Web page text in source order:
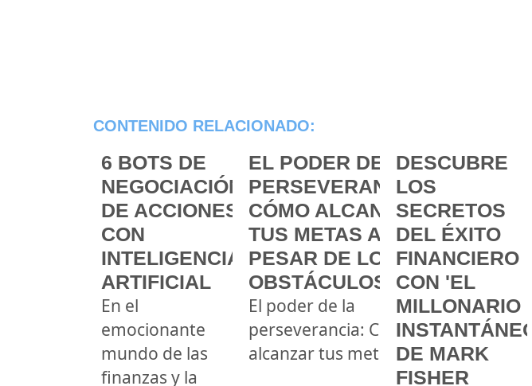
CONTENIDO RELACIONADO:
6 BOTS DE
NEGOCIACIÓN
DE ACCIONES
CON
INTELIGENCIA
ARTIFICIAL
En el
emocionante
mundo de las
finanzas y la
EL PODER DE LA
PERSEVERANCIA:
CÓMO ALCANZAR
TUS METAS A
PESAR DE LOS
OBSTÁCULOS
El poder de la
perseverancia: Cómo
alcanzar tus metas
DESCUBRE
LOS
SECRETOS
DEL ÉXITO
FINANCIERO
CON 'EL
MILLONARIO
INSTANTÁNEO'
DE MARK
FISHER